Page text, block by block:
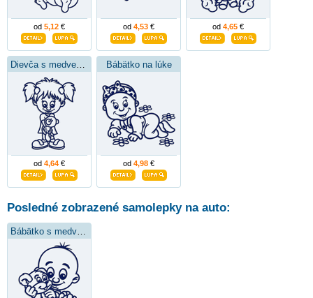
od 5,12 € od 4,53 € od 4,65 €
Dievča s medvedíkom
od 4,64 €
Bábätko na lúke
od 4,98 €
Posledné zobrazené samolepky na auto:
Bábätko s medvedíkom